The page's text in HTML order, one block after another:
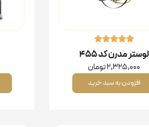
لوستر مدرن کد ۴۵۵
2,325,000تومان
افزودن به سبد خرید